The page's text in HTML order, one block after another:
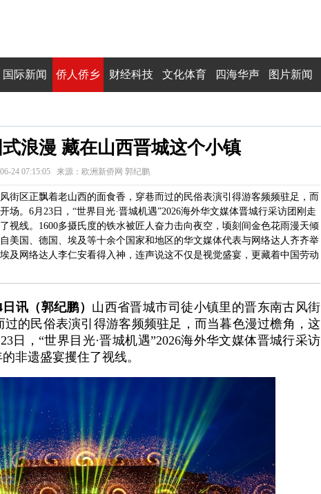
国际新闻 侨人侨乡 财经科技 文化体育 四海华声 图片新闻
浪漫 藏在山西晋城这个小镇
24 07:15:05 来源：欧洲新侨网 郭纪鹏
街区正飘着老山西的面食香，穿巷而过的民俗表演引得游客频频驻足，而
场。6月23日，“世界目光·晋城机遇”2026海外华文媒体晋城行采访团刚走
视线。1600多摄氏度的铁水被匠人奋力击向夜空，顷刻间金色花雨漫天倾
美国、德国、埃及等十余个国家和地区的华文媒体代表与网络达人齐齐举
及网络达人李仁安看得入神，连声说这不仅是视觉盛宴，更藏着中国劳动
讯（郭纪鹏） 山西省晋城市司徒小镇里的晋东南古风街
的民俗表演引得游客频频驻足，而当暮色漫过檐角，这
日，“世界目光·晋城机遇”2026海外华文媒体晋城行采访
非遗盛宴攫住了视线。